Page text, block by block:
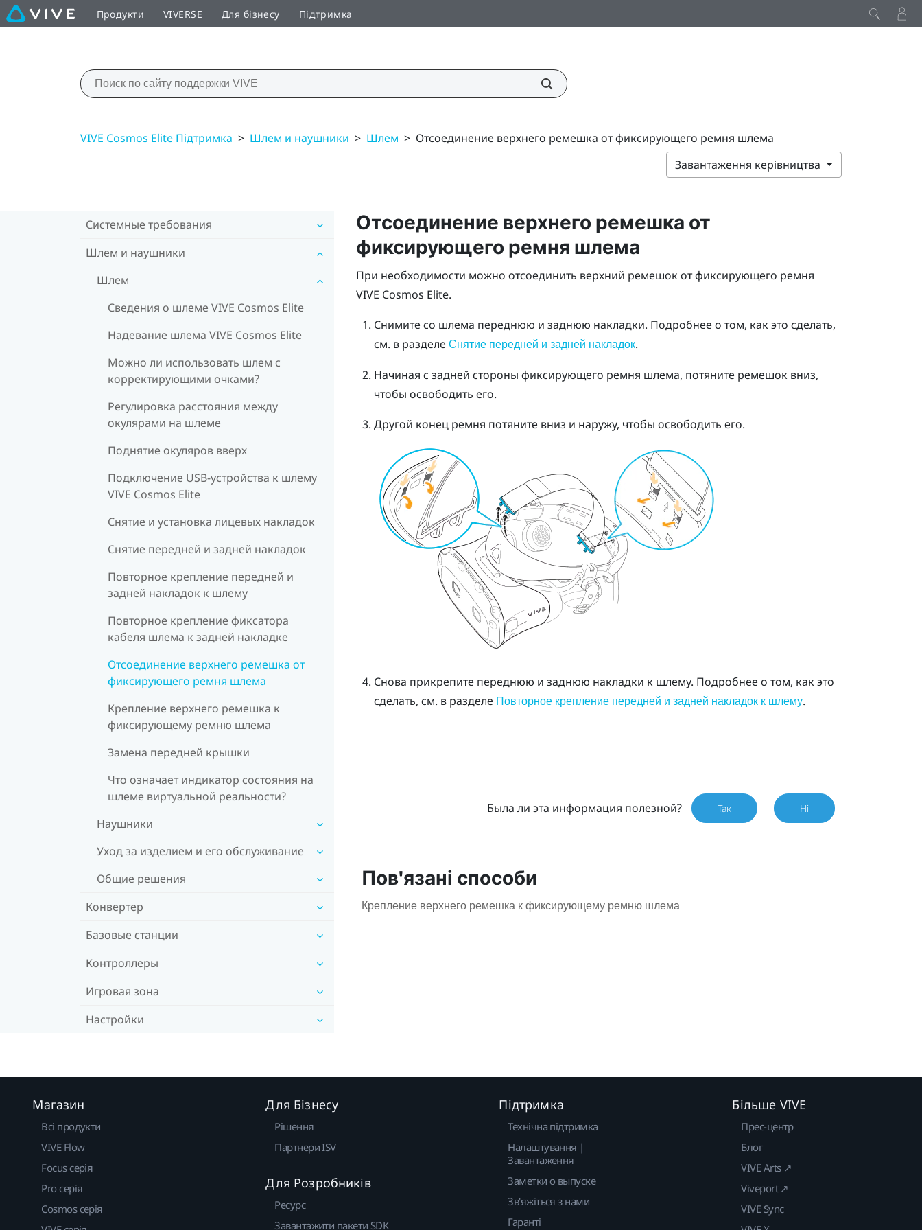
Продукти VIVERSE Для бізнесу Підтримка
VIVE Cosmos Elite Підтримка > Шлем и наушники > Шлем > Отсоединение верхнего ремешка от фиксирующего ремня шлема
Завантаження керівництва
Системные требования
Шлем и наушники
Шлем
Сведения о шлеме VIVE Cosmos Elite
Надевание шлема VIVE Cosmos Elite
Можно ли использовать шлем с
корректирующими очками?
Регулировка расстояния между
окулярами на шлеме
Поднятие окуляров вверх
Подключение USB-устройства к шлему
VIVE Cosmos Elite
Снятие и установка лицевых накладок
Снятие передней и задней накладок
Повторное крепление передней и
задней накладок к шлему
Повторное крепление фиксатора
кабеля шлема к задней накладке
Отсоединение верхнего ремешка от
фиксирующего ремня шлема
Крепление верхнего ремешка к
фиксирующему ремню шлема
Замена передней крышки
Что означает индикатор состояния на
шлеме виртуальной реальности?
Наушники
Уход за изделием и его обслуживание
Общие решения
Конвертер
Базовые станции
Контроллеры
Игровая зона
Настройки
Отсоединение верхнего ремешка от
фиксирующего ремня шлема
При необходимости можно отсоединить верхний ремешок от фиксирующего ремня
VIVE Cosmos Elite.
Снимите со шлема переднюю и заднюю накладки. Подробнее о том, как это сделать,
см. в разделе Снятие передней и задней накладок.
Начиная с задней стороны фиксирующего ремня шлема, потяните ремешок вниз,
чтобы освободить его.
Другой конец ремня потяните вниз и наружу, чтобы освободить его.
Снова прикрепите переднюю и заднюю накладки к шлему. Подробнее о том, как это
сделать, см. в разделе Повторное крепление передней и задней накладок к шлему.
Была ли эта информация полезной? Так Ні
Пов'язані способи
Крепление верхнего ремешка к фиксирующему ремню шлема
Магазин
Всі продукти
VIVE Flow
Focus серія
Pro серія
Cosmos серія
Для Бізнесу
Рішення
Партнери ISV
Для Розробників
Ресурс
Завантажити пакети SDK
Підтримка
Технічна підтримка
Налаштування |
Завантаження
Заметки о выпуске
Зв'яжіться з нами
Гаранті
Більше VIVE
Прес-центр
Блог
VIVE Arts ↗
Viveport ↗
VIVE Sync